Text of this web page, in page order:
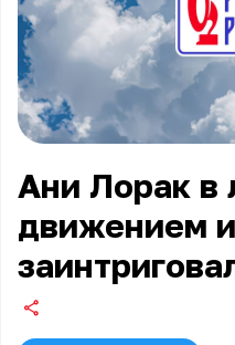
Ани Лорак в
движением